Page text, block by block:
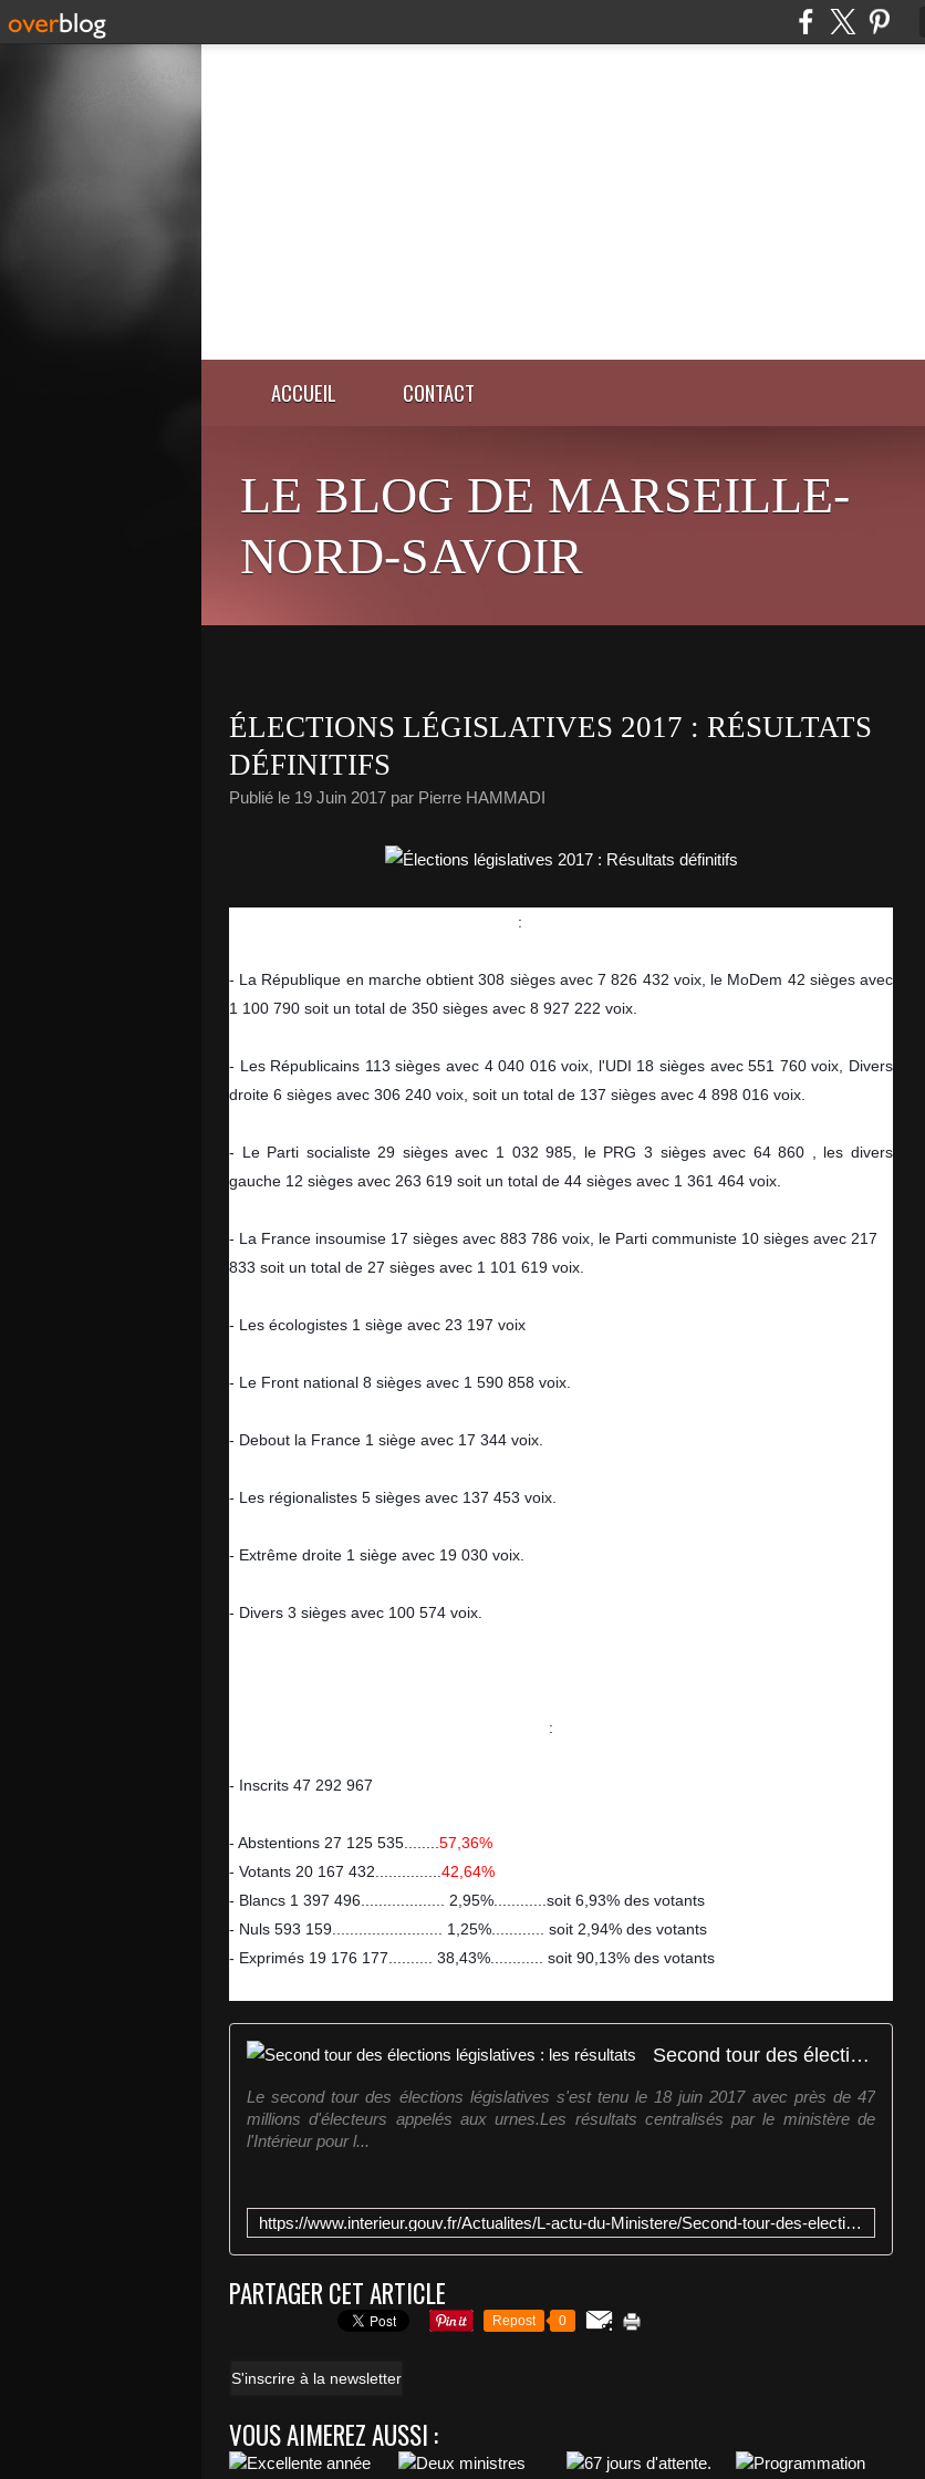
ACCUEIL CONTACT
LE BLOG DE MARSEILLE-
NORD-SAVOIR
ÉLECTIONS LÉGISLATIVES 2017 : RÉSULTATS
DÉFINITIFS
Publié le 19 Juin 2017 par Pierre HAMMADI
:
- La République en marche obtient 308 sièges avec 7 826 432 voix, le MoDem 42 sièges avec
1 100 790 soit un total de 350 sièges avec 8 927 222 voix.
- Les Républicains 113 sièges avec 4 040 016 voix, l'UDI 18 sièges avec 551 760 voix, Divers
droite 6 sièges avec 306 240 voix, soit un total de 137 sièges avec 4 898 016 voix.
- Le Parti socialiste 29 sièges avec 1 032 985, le PRG 3 sièges avec 64 860 , les divers
gauche 12 sièges avec 263 619 soit un total de 44 sièges avec 1 361 464 voix.
- La France insoumise 17 sièges avec 883 786 voix, le Parti communiste 10 sièges avec 217
833 soit un total de 27 sièges avec 1 101 619 voix.
- L es écologistes 1 siège avec 23 197 voix
- Le Front national 8 sièges avec 1 590 858 voix.
- Debout la France 1 siège avec 17 344 voix.
- Les régionalistes 5 sièges avec 137 453 voix.
- Extrême droite 1 siège avec 19 030 voix.
- Divers 3 sièges avec 100 574 voix.
:
- Inscrits 47 292 967
- Abstentions 27 125 535........ 57,36%
- Votants 20 167 432............... 42,64%
- Blancs 1 397 496................... 2,95%............soit 6,93% des votants
- Nuls 593 159......................... 1,25%............ soit 2,94% des votants
- Exprimés 19 176 177.......... 38,43%............ soit 90,13% des votants
Second tour des élections législatives : les résultats
Le second tour des élections législatives s'est tenu le 18 juin 2017 avec près de 47
millions d'électeurs appelés aux urnes.Les résultats centralisés par le ministère de
l'Intérieur pour l...
https://www.interieur.gouv.fr/Actualites/L-actu-du-Ministere/Second-tour-des-elections-legislatives-les-resultats
PARTAGER CET ARTICLE
Repost 0
S'inscrire à la newsletter
VOUS AIMEREZ AUSSI :